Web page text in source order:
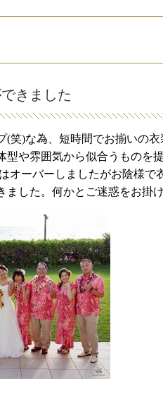
きました
(笑)な為、短時間でお揃いの
型や雰囲気から似合うものを
オーバーしましたがお陰様
ました。何かとご迷惑をお掛